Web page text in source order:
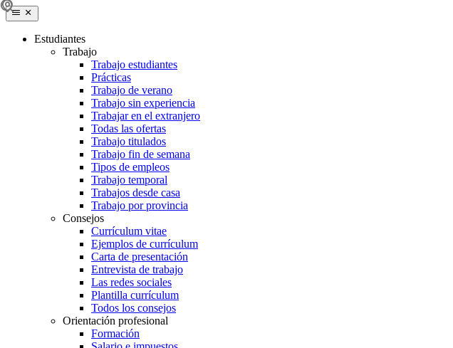
Estudiantes
Trabajo
Trabajo estudiantes
Prácticas
Trabajo de verano
Trabajo sin experiencia
Trabajar en el extranjero
Todas las ofertas
Trabajo titulados
Trabajo fin de semana
Tipos de empleos
Trabajo temporal
Trabajos desde casa
Trabajo por provincia
Consejos
Currículum vitae
Ejemplos de currículum
Carta de presentación
Entrevista de trabajo
Las redes sociales
Plantilla currículum
Todos los consejos
Orientación profesional
Formación